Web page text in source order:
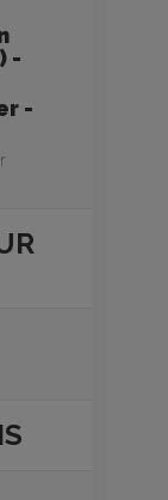
-
-